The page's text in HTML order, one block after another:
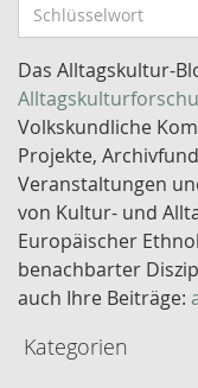
c
h
l
ü
s
s
e
l
w
o
Das Alltagskultur-
Volkskundliche
Projekte,
Veranstaltungen
von Kultur- und
Europäischer
benachbarter
auch Ihre Beiträge:
Kategorien